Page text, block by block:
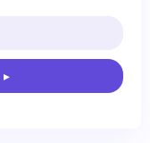
▸